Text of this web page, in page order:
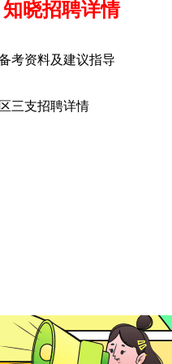
晓招聘详情
考资料及建议指导
三支招聘详情